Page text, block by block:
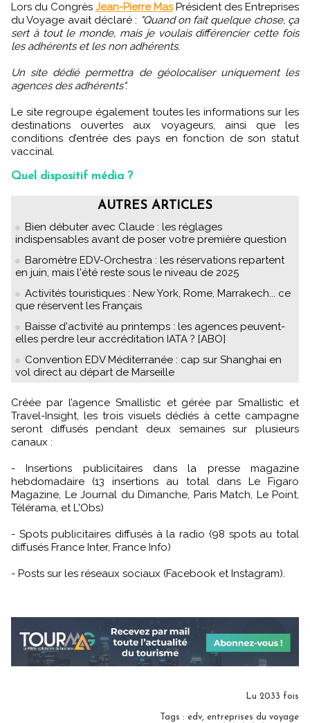
Lors du Congrès Jean-Pierre MasPrésident des Entreprises
du Voyage avait déclaré : "Quand on fait quelque chose, ça
sert à tout le monde, mais je voulais différencier cette fois
les adhérents et les non adhérents.
Un site dédié permettra de géolocaliser uniquement les
agences des adhérents".
Le site regroupe également toutes les informations sur les
destinations ouvertes aux voyageurs, ainsi que les
conditions d’entrée des pays en fonction de son statut
vaccinal.
Quel dispositif média ?
AUTRES ARTICLES
Bien débuter avec Claude : les réglages
indispensables avant de poser votre première question
Baromètre EDV-Orchestra : les réservations repartent
en juin, mais l'été reste sous le niveau de 2025
Activités touristiques : New York, Rome, Marrakech... ce
que réservent les Français
Baisse d'activité au printemps : les agences peuvent-
elles perdre leur accréditation IATA ? [ABO]
Convention EDV Méditerranée : cap sur Shanghai en
vol direct au départ de Marseille
Créée par l’agence Smallistic et gérée par Smallistic et
Travel-Insight, les trois visuels dédiés à cette campagne
seront diffusés pendant deux semaines sur plusieurs
canaux :
- Insertions publicitaires dans la presse magazine
hebdomadaire (13 insertions au total dans Le Figaro
Magazine, Le Journal du Dimanche, Paris Match, Le Point,
Télérama, et L'Obs)
- Spots publicitaires diffusés à la radio (98 spots au total
diffusés France Inter, France Info)
- Posts sur les réseaux sociaux (Facebook et Instagram).
Lu 2033 fois
Tags : edv, entreprises du voyage